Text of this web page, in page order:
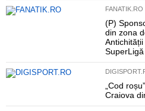
FANATIK.RO
(P)
din zona
SuperLigă
„Cod
Craiova